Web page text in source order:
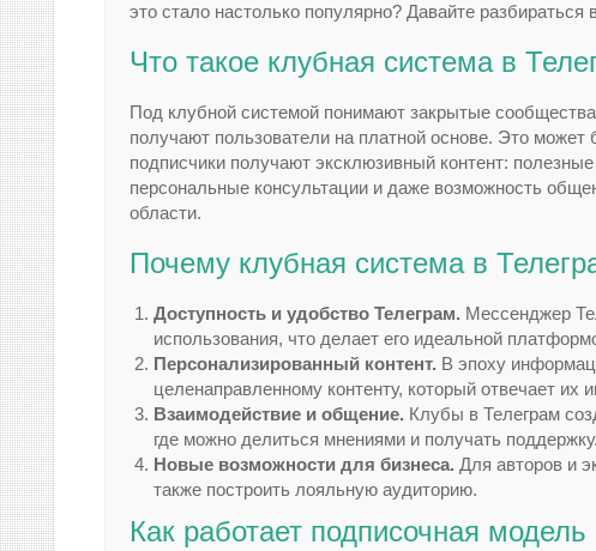
это стало настолько популярно? Давайте разбираться
Что такое клубная система в
Под клубной системой понимают закрытые
получают пользователи на платной основе. Это
подписчики получают эксклюзивный контент:
персональные консультации и даже возможность
области.
Почему клубная система в
Доступность и удобство Телеграм. Мессенджер
использования, что делает его идеальной
Персонализированный контент. В эпоху
целенаправленному контенту, который отвечает их
Взаимодействие и общение. Клубы в Телеграм
где можно делиться мнениями и получать поддержку.
Новые возможности для бизнеса. Для авторов и
также построить лояльную аудиторию.
Как работает подписочная